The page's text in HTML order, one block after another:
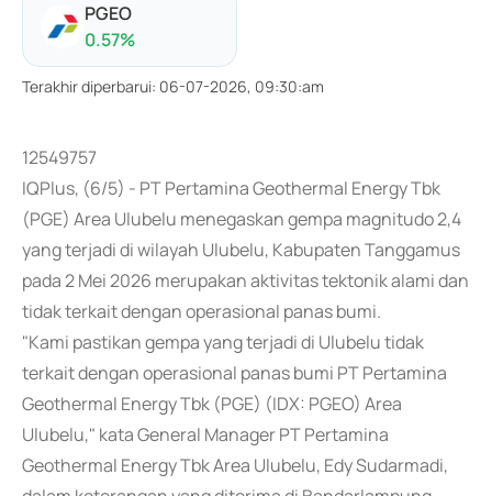
PGEO
0.57%
Terakhir diperbarui: 06-07-2026, 09:30:am
12549757
IQPlus, (6/5) - PT Pertamina Geothermal Energy Tbk
(PGE) Area Ulubelu menegaskan gempa magnitudo 2,4
yang terjadi di wilayah Ulubelu, Kabupaten Tanggamus
pada 2 Mei 2026 merupakan aktivitas tektonik alami dan
tidak terkait dengan operasional panas bumi.
"Kami pastikan gempa yang terjadi di Ulubelu tidak
terkait dengan operasional panas bumi PT Pertamina
Geothermal Energy Tbk (PGE) (IDX: PGEO) Area
Ulubelu," kata General Manager PT Pertamina
Geothermal Energy Tbk Area Ulubelu, Edy Sudarmadi,